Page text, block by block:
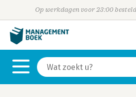
Op werkdagen voor 23:00